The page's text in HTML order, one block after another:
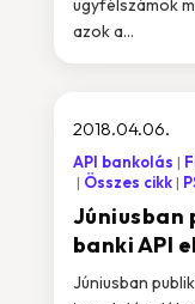
ügyfélszámok
azok a...
Júniusban
banki API
2018.04.06.
API bankolás
Összes cikk
Júniusban